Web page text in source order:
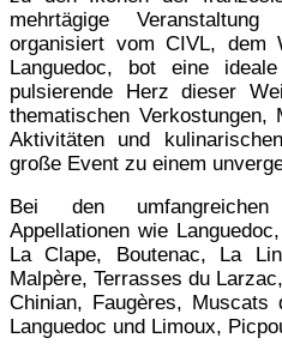
mehrtägige
organisiert vom CIVL, dem
Languedoc, bot eine
pulsierende Herz dieser
thematischen Verkostungen,
Aktivitäten und
große Event zu einem
Bei den umfangreichen
Appellationen wie
La Clape, Boutenac, La
Malpère, Terrasses du
Chinian, Faugères, Muscats
Languedoc und Limoux,